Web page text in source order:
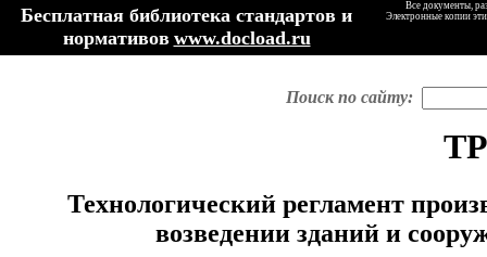
Бесплатная библиотека стандартов и
нормативов www.docload.ru
Все документы,
Электронные копии
Поиск по сайту:
Технологический регламент
возведении зданий и